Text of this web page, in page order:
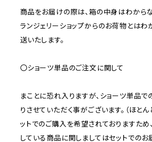
商品をお届けの際は、箱の中身はわからな
ランジェリーショップからのお荷物とはわ
送いたします。
〇ショーツ単品のご注文に関して
まことに恐れ入りますが、ショーツ単品
りさせていただく事がございます。（ほと
ットでのご購入を希望されておりますため
している商品に関しましてはセットでのお